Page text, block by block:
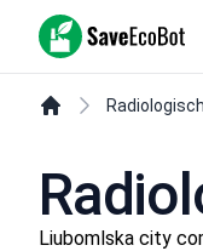
SaveEcoBot
Liubomlska city